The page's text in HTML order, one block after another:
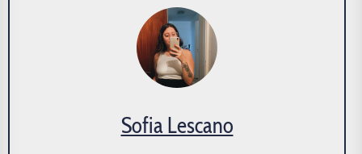
Sofia Lescano